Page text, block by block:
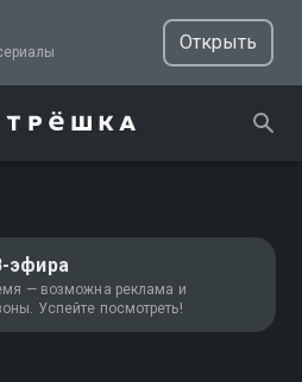
фильмы и сериалы
Открыть
эфира
— возможна реклама и
Успейте посмотреть!